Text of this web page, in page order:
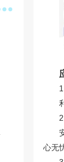
心无